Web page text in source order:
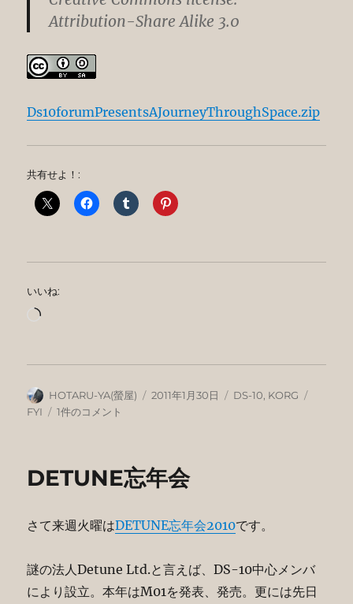
Attribution-Share Alike 3.0
Ds10forumPresentsAJourneyThroughSpace.zip
共有せよ！:
いいね:
読
中…
投
稿
HOTARU-YA(螢屋)
投
2011年1月30日
カ
DS-10, KORG
FYI
Ds10forum.com
Through
の
1件のコメント
DETUNE忘年会
さて来週火曜はDETUNE忘年会2010です。
謎の法人Detune Ltd.と言えば、DS-10中心メンバ
により設立。本年はM01を発表、発売。更には先日